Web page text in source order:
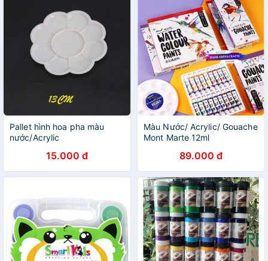
Pallet hình hoa pha màu
nước/Acrylic
15.000 đ
Màu Nước/ Acrylic/ Gouache
Mont Marte 12ml
89.000 đ